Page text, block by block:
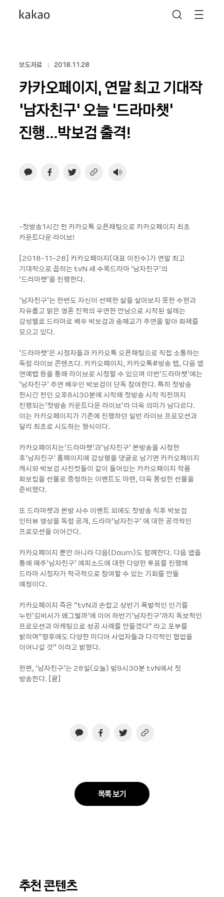
보도자료 2018.11.28
카카오페이지, 연말 최고 기대작
‘남자친구’ 오늘 ‘드라마챗’
진행…박보검 출격!
-첫방송1시간 전 카카오톡 오픈채팅으로 카카오페이지 최초
카운트다운 라이브!
[2018-11-28] 카카오페이지(대표 이진수)가 연말 최고
기대작으로 꼽히는 tvN 새 수목드라마 ‘남자친구’의
‘드라마챗’을 진행한다.
'남자친구'는 한번도 자신이 선택한 삶을 살아보지 못한 수현과
자유롭고 맑은 영혼 진혁의 우연한 만남으로 시작된 설레는
감성멜로 드라마로 배우 박보검과 송혜교가 주연을 맡아 화제를
모으고 있다.
'드라마챗'은 시청자들과 카카오톡 오픈채팅으로 직접 소통하는
독점 라이브 콘텐츠다. 카카오페이지, 카카오톡#방송 탭, 다음 앱
연예탭 등을 통해 라이브로 시청할 수 있으며 이번‘드라마챗’에는
‘남자친구’ 주연 배우인 박보검이 단독 참여한다. 특히 첫방송
한시간 전인 오후8시30분에 시작해 첫방송 시작 직전까지
진행되는‘첫방송 카운트다운 라이브’라 더욱 의미가 남다르다.
이는 카카오페이지가 기존에 진행하던 일반 라이브 프로모션과
달리 최초로 시도하는 형식이다.
카카오페이지는‘드라마챗’과‘남자친구’ 본방송을 시청한
후‘남자친구’ 홈페이지에 감상평을 댓글로 남기면 카카오페이지
캐시와 박보검 사진컷들이 같이 들어있는 카카오페이지 작품
화보집을 선물로 증정하는 이벤트도 마련, 더욱 풍성한 선물을
준비했다.
또 드라마챗과 본방 사수 이벤트 외에도 첫방송 직후 박보검
인터뷰 영상을 독점 공개, 드라마‘남자친구’ 에 대한 공격적인
프로모션을 이어간다.
카카오페이지 뿐만 아니라 다음(Daum)도 함께한다. 다음 앱을
통해 매주‘남자친구’ 에피소드에 대한 다양한 투표를 진행해
드라마 시청자가 적극적으로 참여할 수 있는 기회를 만들
예정이다.
카카오페이지 측은 “tvN과 손잡고 상반기 폭발적인 인기를
누린‘김비서가 왜그럴까’에 이어 하반기‘남자친구’까지 독보적인
프로모션과 마케팅으로 성공 사례를 만들겠다” 라고 포부를
밝히며“향후에도 다양한 미디어 사업자들과 다각적인 협업을
이어나갈 것” 이라고 밝혔다.
한편, ‘남자친구’는 28일(오늘) 밤9시30분 tvN에서 첫
방송한다. [끝]
목록 보기
추천 콘텐츠